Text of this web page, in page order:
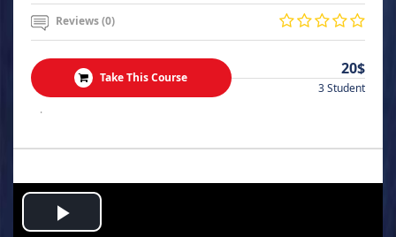
Reviews (0)
Take This Course 20$
3 Student
.